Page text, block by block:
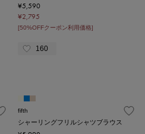
¥5,590
¥2,795
[50%OFFクーポン利用価格]
160
fifth
シャーリングフリルシャツブラウス